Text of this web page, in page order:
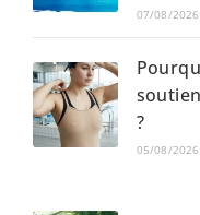
07/08/2026
?
05/08/2026